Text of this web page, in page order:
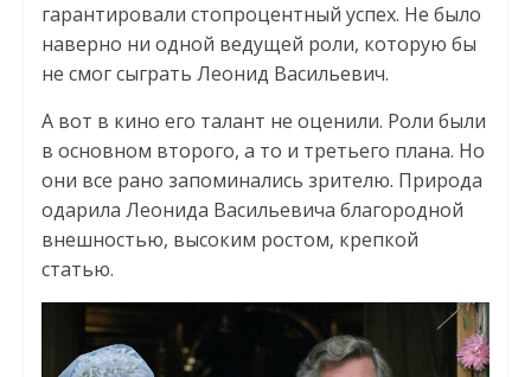
гарантировали стопроцентный успех. Не было
наверно ни одной ведущей роли, которую бы
не смог сыграть Леонид Васильевич.
А вот в кино его талант не оценили. Роли были
в основном второго, а то и третьего плана. Но
они все рано запоминались зрителю. Природа
одарила Леонида Васильевича благородной
внешностью, высоким ростом, крепкой
статью.